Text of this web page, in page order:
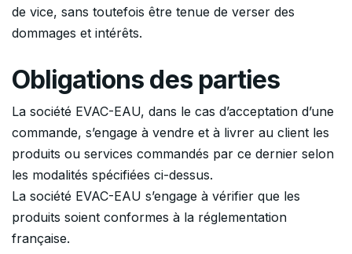
de vice, sans toutefois être tenue de verser des
dommages et intérêts.
Obligations des parties
La société EVAC-EAU, dans le cas d’acceptation d’une
commande, s’engage à vendre et à livrer au client les
produits ou services commandés par ce dernier selon
les modalités spécifiées ci-dessus.
La société EVAC-EAU s’engage à vérifier que les
produits soient conformes à la réglementation
française.